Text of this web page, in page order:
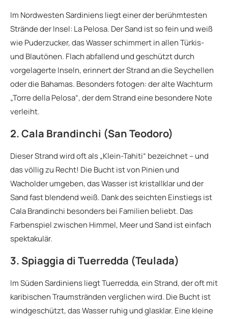
Im Nordwesten Sardiniens liegt einer der berühmtesten
Strände der Insel: La Pelosa. Der Sand ist so fein und weiß
wie Puderzucker, das Wasser schimmert in allen Türkis-
und Blautönen. Flach abfallend und geschützt durch
vorgelagerte Inseln, erinnert der Strand an die Seychellen
oder die Bahamas. Besonders fotogen: der alte Wachturm
„Torre della Pelosa“, der dem Strand eine besondere Note
verleiht.
2. Cala Brandinchi (San Teodoro)
Dieser Strand wird oft als „Klein-Tahiti“ bezeichnet – und
das völlig zu Recht! Die Bucht ist von Pinien und
Wacholder umgeben, das Wasser ist kristallklar und der
Sand fast blendend weiß. Dank des seichten Einstiegs ist
Cala Brandinchi besonders bei Familien beliebt. Das
Farbenspiel zwischen Himmel, Meer und Sand ist einfach
spektakulär.
3. Spiaggia di Tuerredda (Teulada)
Im Süden Sardiniens liegt Tuerredda, ein Strand, der oft mit
karibischen Traumstränden verglichen wird. Die Bucht ist
windgeschützt, das Wasser ruhig und glasklar. Eine kleine